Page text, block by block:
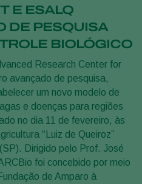
E ESALQ
DE PESQUISA
BIOLÓGICO
Research Center for
avançado de pesquisa,
um novo modelo de
e doenças para regiões
no dia 11 de fevereiro, às
“Luiz de Queiroz”
Dirigido pelo Prof. José
foi concebido por meio
de Amparo à